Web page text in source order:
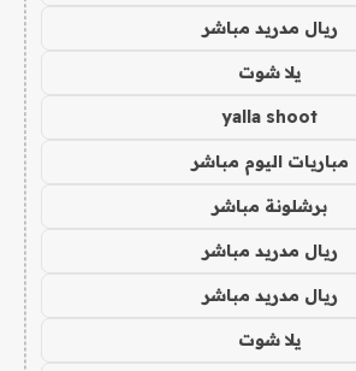
ريال مدريد مباشر
يلا شوت
yalla shoot
مباريات اليوم مباشر
برشلونة مباشر
ريال مدريد مباشر
ريال مدريد مباشر
يلا شوت